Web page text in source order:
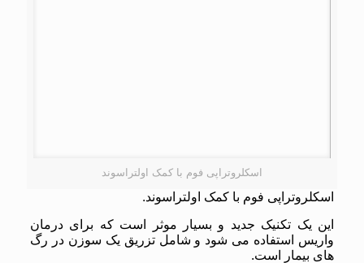
اسکلروتراپی فوم با کمک اولتراسوند
اسکلروتراپی فوم با کمک اولتراسوند.
این یک تکنیک جدید و بسیار موثر است که برای درمان
واریس استفاده می شود و شامل تزریق یک سوزن در رگ
های بیمار است.